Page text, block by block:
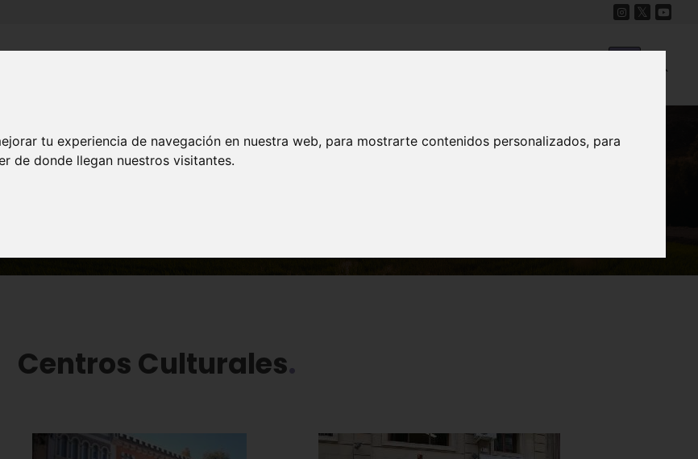
tu experiencia de navegación en nuestra web, para mostrarte contenidos personalizados, para
de donde llegan nuestros visitantes.
MUNICIPIOS
Centros Culturales